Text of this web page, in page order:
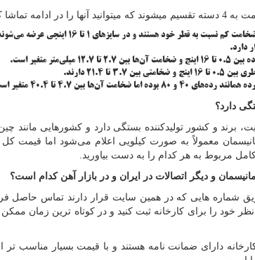
تماشا کنید:
دارد.
دارد؟
برند و کشور تولیدکننده بستگی دارد و کشورهایی مانند چین
معمولاً به صورت کیلویی اعلام می‌شود اما قیمت
مربوط به هر کدام را به دست بیاورید.
و دیگر اتصالات در ایران و در بازار آهن کدام است؟
شماره هایی که در همین سایت قرار دارند تماس حاصل
خود را برای کارخانه ثبت کنید و در کوتاه ترین زمان
دارای ضمانت نامه هستند و با قیمت بسیار مناسب تر